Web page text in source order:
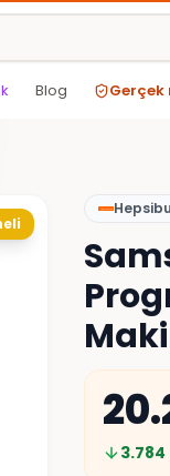
Blog Gerçek
3.784